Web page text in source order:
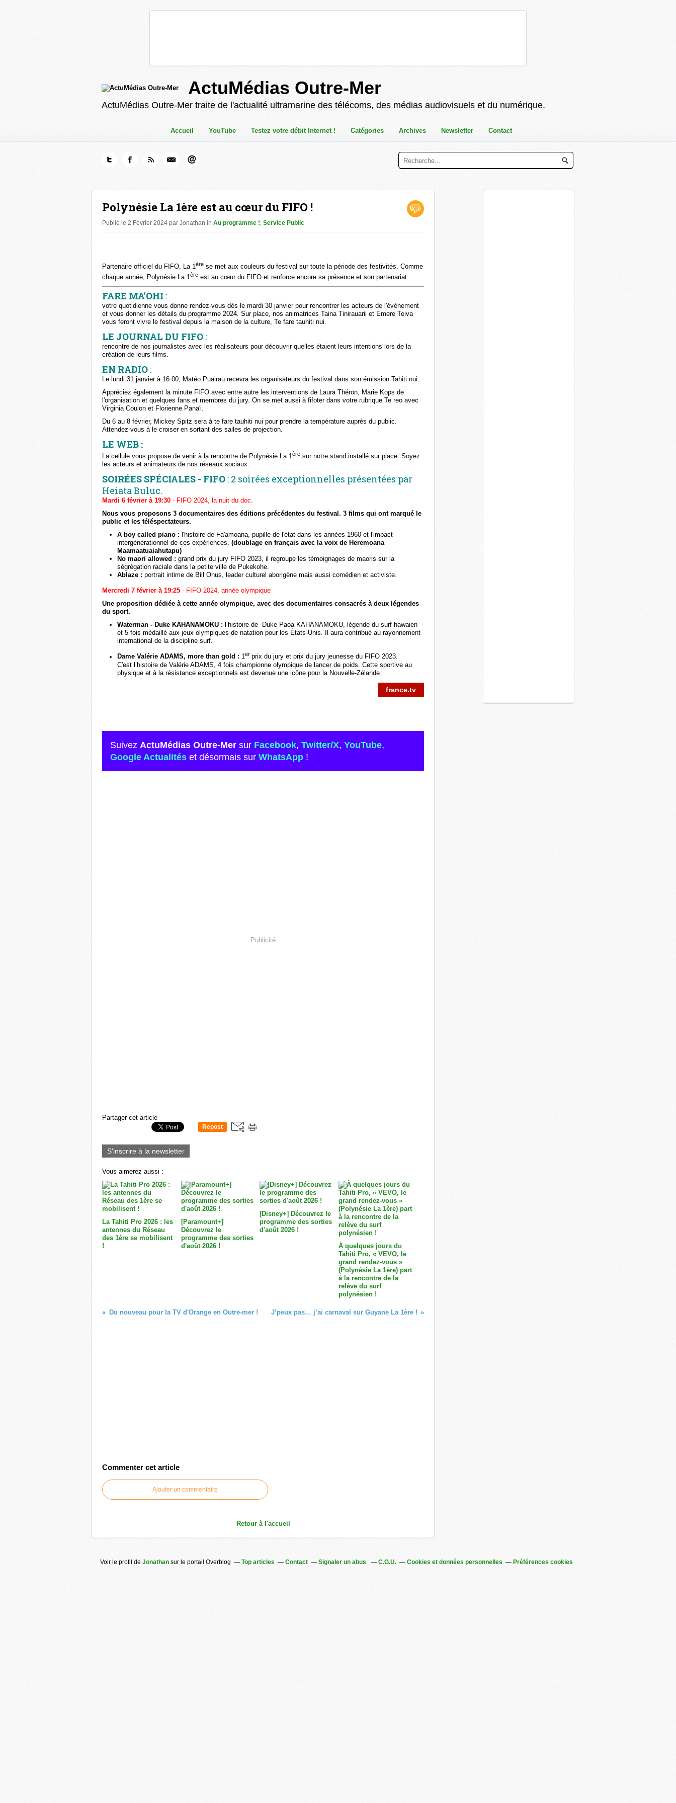
ActuMédias Outre-Mer
ActuMédias Outre-Mer traite de l'actualité ultramarine des télécoms, des médias audiovisuels et du numérique.
Accueil YouTube Testez votre débit Internet ! Catégories Archives Newsletter Contact
Polynésie La 1ère est au cœur du FIFO !
Publié le 2 Février 2024 par Jonathan in Au programme !, Service Public
Partenaire officiel du FIFO, La 1ère se met aux couleurs du festival sur toute la période des festivités. Comme
chaque année, Polynésie La 1ère est au cœur du FIFO et renforce encore sa présence et son partenariat.
FARE MA'OHI :
votre quotidienne vous donne rendez-vous dès le mardi 30 janvier pour rencontrer les acteurs de l'évènement
et vous donner les détails du programme 2024. Sur place, nos animatrices Taina Tinirauarii et Emere Teiva
vous feront vivre le festival depuis la maison de la culture, Te fare tauhiti nui.
LE JOURNAL DU FIFO :
rencontre de nos journalistes avec les réalisateurs pour découvrir quelles étaient leurs intentions lors de la
création de leurs films.
EN RADIO :
Le lundi 31 janvier à 16:00, Matéo Puairau recevra les organisateurs du festival dans son émission Tahiti nui.
Appréciez également la minute FIFO avec entre autre les interventions de Laura Théron, Marie Kops de
l'organisation et quelques fans et membres du jury. On se met aussi à fifoter dans votre rubrique Te reo avec
Virginia Coulon et Florienne Pana'i.
Du 6 au 8 février, Mickey Spitz sera à te fare tauhiti nui pour prendre la température auprès du public.
Attendez-vous à le croiser en sortant des salles de projection.
LE WEB :
La cellule vous propose de venir à la rencontre de Polynésie La 1ère sur notre stand installé sur place. Soyez
les acteurs et animateurs de nos réseaux sociaux.
SOIRÉES SPÉCIALES - FIFO : 2 soirées exceptionnelles présentées par
Heiata Buluc.
Mardi 6 février à 19:30 - FIFO 2024, la nuit du doc.
Nous vous proposons 3 documentaires des éditions précédentes du festival. 3 films qui ont marqué le
public et les téléspectateurs.
A boy called piano : l'histoire de Fa'amoana, pupille de l'état dans les années 1960 et l'impact
intergénérationnel de ces expériences. (doublage en français avec la voix de Heremoana
Maamaatuaiahutapu)
No maori allowed : grand prix du jury FIFO 2023, il regroupe les témoignages de maoris sur la
ségrégation raciale dans la petite ville de Pukekohe.
Ablaze : portrait intime de Bill Onus, leader culturel aborigène mais aussi comédien et activiste.
Mercredi 7 février à 19:25 - FIFO 2024, année olympique
Une proposition dédiée à cette année olympique, avec des documentaires consacrés à deux légendes
du sport.
Waterman - Duke KAHANAMOKU : l’histoire de Duke Paoa KAHANAMOKU, légende du surf hawaien
et 5 fois médaillé aux jeux olympiques de natation pour les États-Unis. Il aura contribué au rayonnement
international de la discipline surf.
Dame Valérie ADAMS, more than gold : 1er prix du jury et prix du jury jeunesse du FIFO 2023.
C'est l’histoire de Valérie ADAMS, 4 fois championne olympique de lancer de poids. Cette sportive au
physique et à la résistance exceptionnels est devenue une icône pour la Nouvelle-Zélande.
france.tv
Suivez ActuMédias Outre-Mer sur Facebook, Twitter/X, YouTube,
Google Actualités et désormais sur WhatsApp !
Publicité
Partager cet article
Repost
S'inscrire à la newsletter
Vous aimerez aussi :
La Tahiti Pro 2026 : les
antennes du Réseau
des 1ère se mobilisent
!
[Paramount+]
Découvrez le
programme des sorties
d'août 2026 !
[Disney+] Découvrez le
programme des sorties
d'août 2026 !
À quelques jours du
Tahiti Pro, « VEVO, le
grand rendez-vous »
(Polynésie La 1ère) part
à la rencontre de la
relève du surf
polynésien !
Du nouveau pour la TV d'Orange en Outre-mer ! J’peux pas… j’ai carnaval sur Guyane La 1ère !
Commenter cet article
Ajouter un commentaire
Retour à l'accueil
Voir le profil de Jonathan sur le portail Overblog Top articles Contact Signaler un abus C.G.U. Cookies et données personnelles Préférences cookies